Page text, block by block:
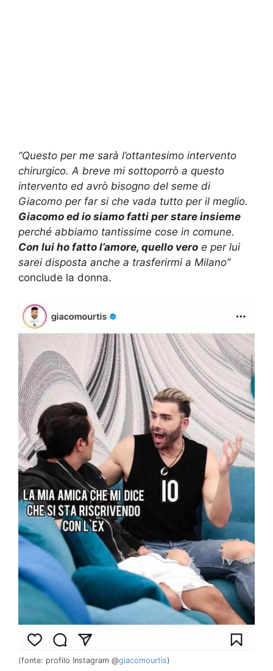
“Questo per me sarà l’ottantesimo intervento
chirurgico. A breve mi sottoporrò a questo
intervento ed avrò bisogno del seme di
Giacomo per far si che vada tutto per il meglio.
Giacomo ed io siamo fatti per stare insieme
perché abbiamo tantissime cose in comune.
Con lui ho fatto l’amore, quello vero e per lui
sarei disposta anche a trasferirmi a Milano”
conclude la donna.
(fonte: profilo Instagram @giacomourtis)